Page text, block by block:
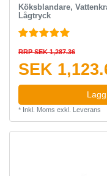
Köksblandare,
Lågtryck
RRP SEK 1,287.36
SEK
* Inkl. Moms exkl. Leverans